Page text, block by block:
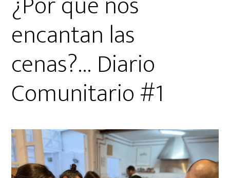
encantan las
cenas?… Diario
Comunitario #1